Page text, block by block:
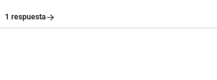
1 respuesta